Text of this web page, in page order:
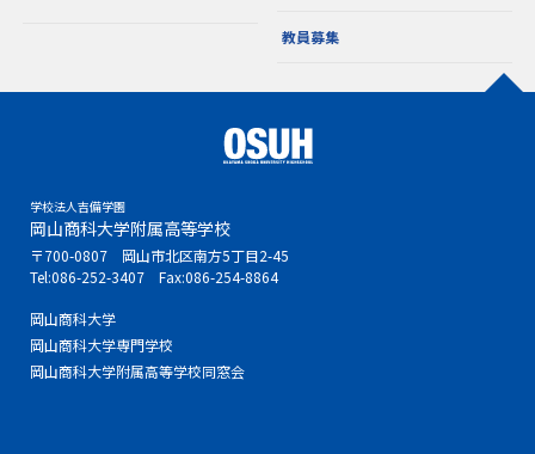
教員募集
学校法人吉備学園
岡山商科大学附属高等学校
〒700-0807 岡山市北区南方5丁目2-45
Tel:086-252-3407 Fax:086-254-8864
岡山商科大学
岡山商科大学専門学校
岡山商科大学附属高等学校同窓会